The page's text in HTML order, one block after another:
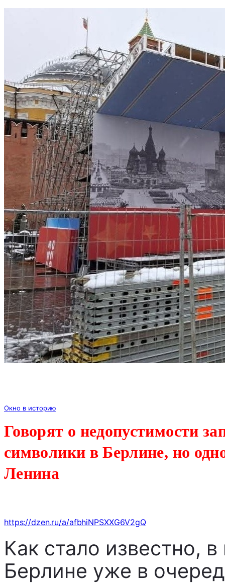
Окно в историю
Говорят о недопустимости
символики в Берлине, но
Ленина
https://dzen.ru/a/afbhiNPSXXG6V2gQ
Как стало известно,
Берлине уже в